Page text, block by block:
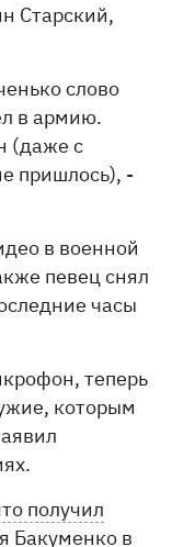
Старский,
слово
в армию.
(даже с
пришлось), -
в военной
певец снял
часы
теперь
которым
получил
Бакуменко в